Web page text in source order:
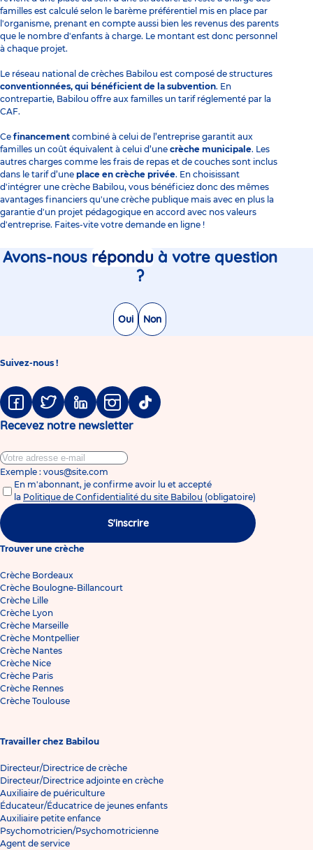
familles est calculé selon le barème préférentiel mis en place par
l'organisme, prenant en compte aussi bien les revenus des parents
que le nombre d'enfants à charge. Le montant est donc personnel
à chaque projet.
Le réseau national de crèches Babilou est composé de structures
conventionnées, qui bénéficient de la subvention. En
contrepartie, Babilou offre aux familles un tarif réglementé par la
CAF.
Ce financement combiné à celui de l’entreprise garantit aux
familles un coût équivalent à celui d’une crèche municipale. Les
autres charges comme les frais de repas et de couches sont inclus
dans le tarif d’une place en crèche privée. En choisissant
d'intégrer une crèche Babilou, vous bénéficiez donc des mêmes
avantages financiers qu'une crèche publique mais avec en plus la
garantie d'un projet pédagogique en accord avec nos valeurs
d'entreprise. Faites-vite votre demande en ligne !
Avons-nous réponduà votre question
?
Non
Oui
Suivez-nous !
Facebook
TwitterLinkedinInstagram
Tiktok
Recevez notre newsletter
Exemple : vous@site.com
En m'abonnant, je confirme avoir lu et accepté
la Politique de Confidentialité du site Babilou (obligatoire)
S'inscrire
Trouver une crèche
Crèche Bordeaux
Crèche Boulogne-Billancourt
Crèche Lille
Crèche Lyon
Crèche Marseille
Crèche Montpellier
Crèche Nantes
Crèche Nice
Crèche Paris
Crèche Rennes
Crèche Toulouse
Travailler chez Babilou
Directeur/Directrice de crèche
Directeur/Directrice adjointe en crèche
Auxiliaire de puériculture
Éducateur/Éducatrice de jeunes enfants
Auxiliaire petite enfance
Psychomotricien/Psychomotricienne
Agent de service